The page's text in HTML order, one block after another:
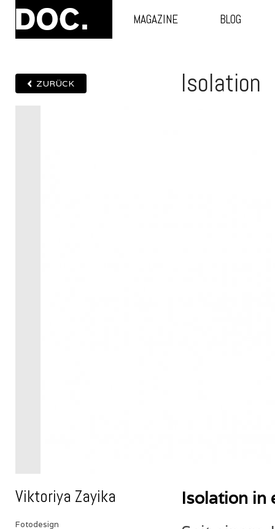
MAGAZINE BLOG
ZURÜCK Isolation
Viktoriya Zayika
Fotodesign
Isolation in